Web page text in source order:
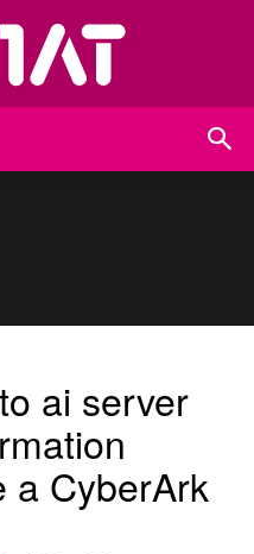
ai server
a CyberArk